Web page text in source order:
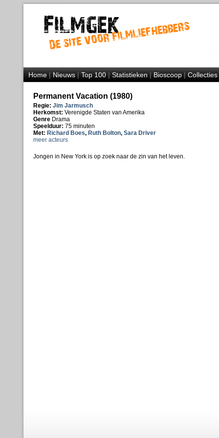
Home|Nieuws|Top 100|Statistieken|Bioscoop|Collecties
Permanent Vacation (1980)
Regie: Jim Jarmusch
Herkomst: Verenigde Staten van Amerika
Genre Drama
Speelduur: 75 minuten
Met: Richard Boes, Ruth Bolton, Sara Driver
meer acteurs
Jongen in New York is op zoek naar de zin van het leven.